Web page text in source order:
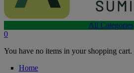
All Categories
0
You have no items in your shopping cart.
Home